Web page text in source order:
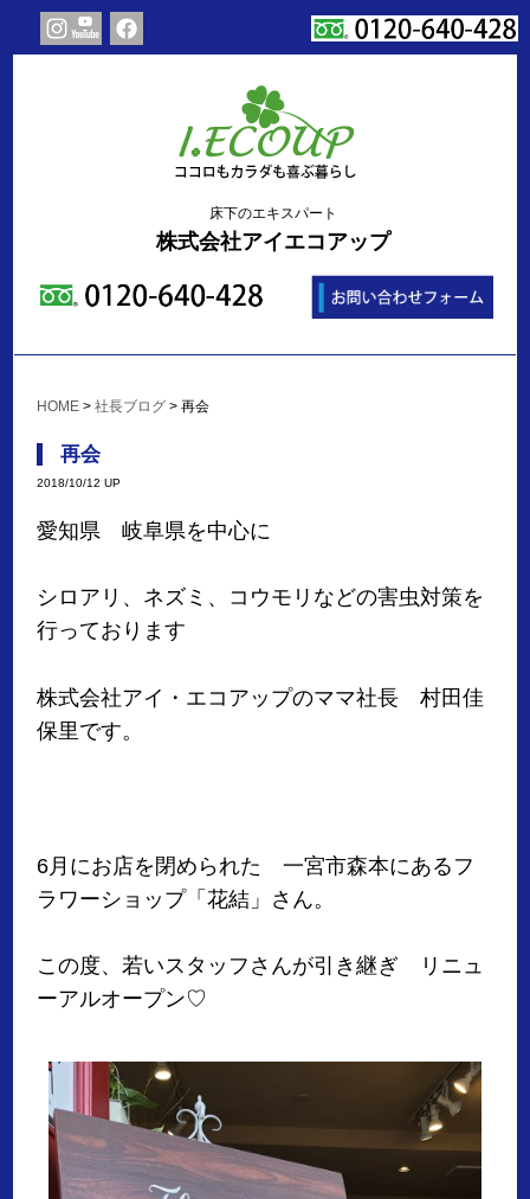
床下のエキスパート
株式会社アイエコアップ
HOME >社長ブログ >再会
再会
2018/10/12 UP
愛知県 岐阜県を中心に
シロアリ、ネズミ、コウモリなどの害虫対策を
行っております
株式会社アイ・エコアップのママ社長 村田佳
保里です。
6月にお店を閉められた 一宮市森本にあるフ
ラワーショップ「花結」さん。
この度、若いスタッフさんが引き継ぎ リニュ
ーアルオープン♡